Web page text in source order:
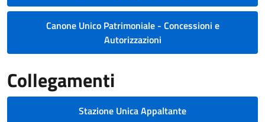
Canone Unico Patrimoniale - Concessioni e
Autorizzazioni
Collegamenti
Stazione Unica Appaltante